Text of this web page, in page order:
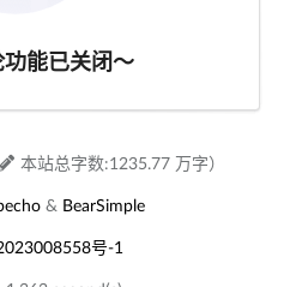
能已关闭～
本站总字数:1235.77 万字）
& BearSimple
号-1